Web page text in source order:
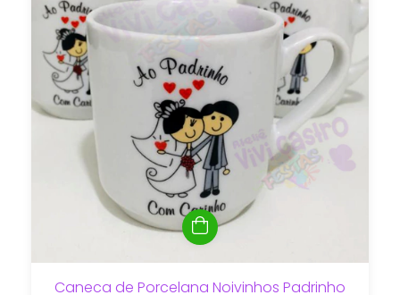
Caneca de Porcelana Noivinhos Padrinho